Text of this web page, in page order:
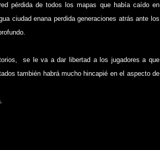
pérdida de todos los mapas que había caído en
ciudad enana perdida generaciones atrás ante los
se le va a dar libertad a los jugadores a que
también habrá mucho hincapié en el aspecto de